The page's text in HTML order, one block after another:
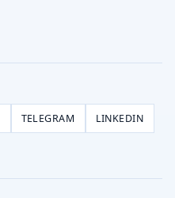
TELEGRAM LINKEDIN